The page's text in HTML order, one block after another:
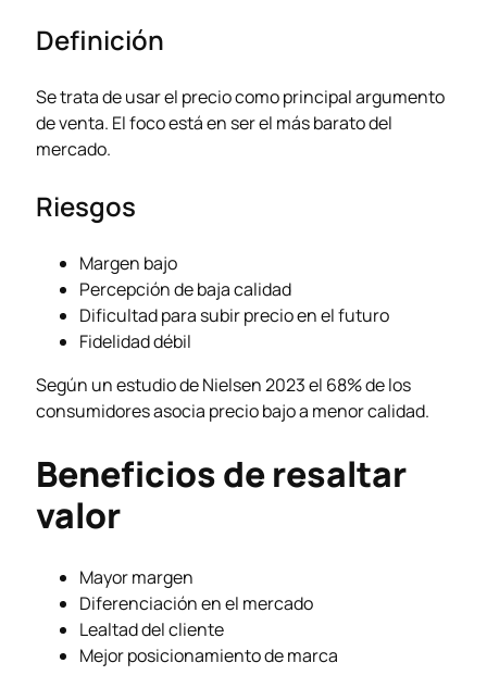
Definición
Se trata de usar el precio como principal argumento
de venta. El foco está en ser el más barato del
mercado.
Riesgos
Margen bajo
Percepción de baja calidad
Dificultad para subir precio en el futuro
Fidelidad débil
Según un estudio de Nielsen 2023 el 68% de los
consumidores asocia precio bajo a menor calidad.
Beneficios de resaltar
valor
Mayor margen
Diferenciación en el mercado
Lealtad del cliente
Mejor posicionamiento de marca